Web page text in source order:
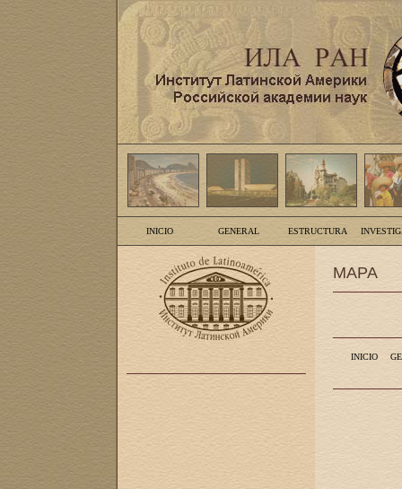
INICIO GENERAL ESTRUCTURA
MAPA
INICIO